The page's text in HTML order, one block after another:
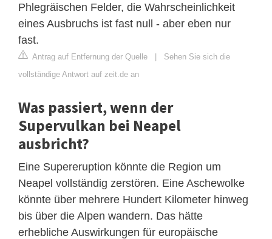
Phlegräischen Felder, die Wahrscheinlichkeit
eines Ausbruchs ist fast null - aber eben nur
fast.
Antrag auf Entfernung der Quelle | Sehen Sie sich die
vollständige Antwort auf zeit.de an
Was passiert, wenn der
Supervulkan bei Neapel
ausbricht?
Eine Supereruption könnte die Region um
Neapel vollständig zerstören. Eine Aschewolke
könnte über mehrere Hundert Kilometer hinweg
bis über die Alpen wandern. Das hätte
erhebliche Auswirkungen für europäische